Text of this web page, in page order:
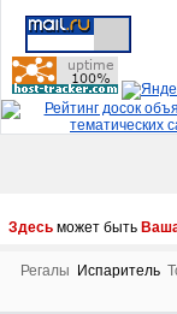
Здесь может быть
Регалы Испаритель